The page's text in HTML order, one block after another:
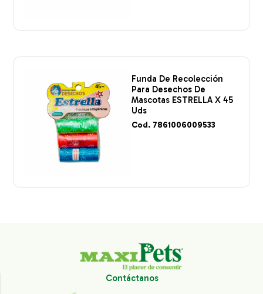
Funda De Recolección
Para Desechos De
Mascotas ESTRELLA X 45
Uds
Cod. 7861006009533
Contáctanos